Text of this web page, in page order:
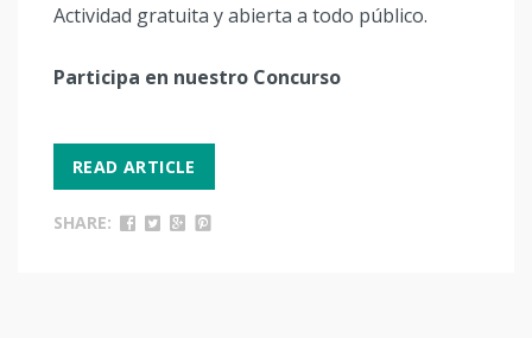
Actividad gratuita y abierta a todo público.
Participa en nuestro Concurso
READ ARTICLE
SHARE: